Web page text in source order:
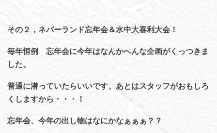
その２，ネバーランド忘年会＆水中大喜利大会！
毎年恒例 忘年会に今年はなんかへんな企画がくっつきま
した。
普通に潜っていたらいいです。あとはスタッフがおもしろ
くしますから・・・！
忘年会、今年の出し物はなにかなぁぁぁ？？